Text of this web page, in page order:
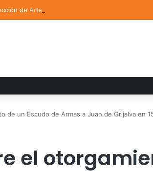
de Arte UDLAP fortalece su acervo con
de un Escudo de Armas a Juan de Grijalva en
el